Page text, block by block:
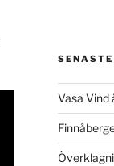
Vasa Vind